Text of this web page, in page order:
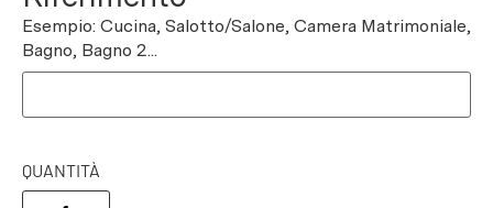
Esempio: Cucina, Salotto/Salone, Camera Matrimoniale,
Bagno, Bagno 2...
QUANTITÀ